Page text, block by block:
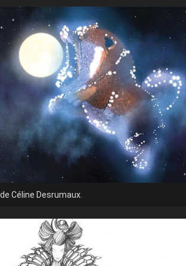
Céline Desrumaux.